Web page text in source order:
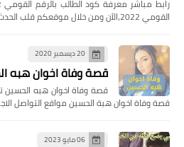
القومي 2022،الآن ومن خلال موقعكم قلب الحدث يم…
20 ديسمبر 2020
قصة وفاة اخوان هبه
قصة وفاة اخوان هبه الحسين
قصة وفاة اخوان هبة الحسين مواقع التواصل
06 مايو 2023